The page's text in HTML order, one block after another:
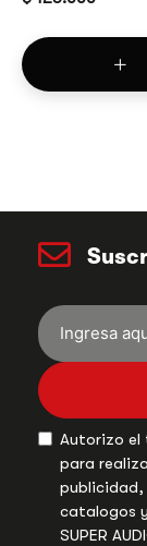
Autorizo
para
publicidad,
catalogos
SUPER